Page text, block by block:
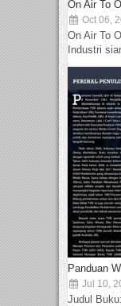
On Air To
Oct 06,
On Air To
Industri
Panduan
Jul 10,
Judul